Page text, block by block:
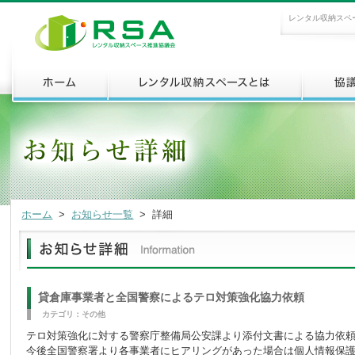
レンタル収納スペ
ホーム > お知らせ一覧 > 詳細
貸倉庫事業者と全国警察によるテロ対策強化協力依頼
カテゴリ：その他
テロ対策強化に対する警察庁整備局公安課より添付文書による協力依
今後全国警察署より各事業者にヒアリングがあった場合は個人情報保